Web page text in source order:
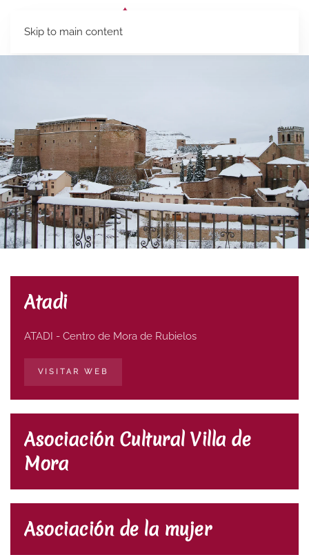
Skip to main content
Atadi
ATADI - Centro de Mora de Rubielos
VISITAR WEB
Asociación Cultural Villa de
Mora
Asociación de la mujer